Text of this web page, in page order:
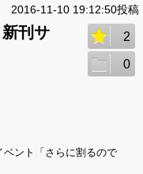
2016-11-10 19:12:50投稿
刊サ
2
0
ベント「さらに割るので